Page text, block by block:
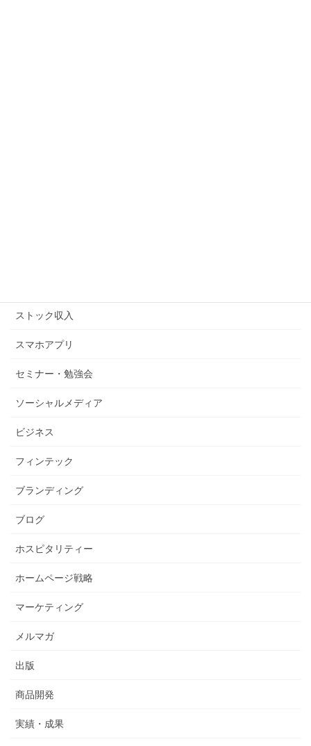
ストック収入
スマホアプリ
セミナー・勉強会
ソーシャルメディア
ビジネス
フィンテック
ブランディング
ブログ
ホスピタリティー
ホームページ戦略
マーケティング
メルマガ
出版
商品開発
実績・成果